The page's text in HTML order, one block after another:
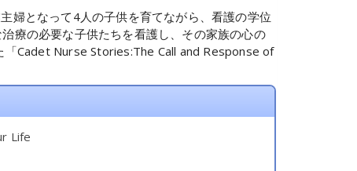
婦となって4人の子供を育てながら、看護の学位
療の必要な子供たちを看護し、その家族の心の
「Cadet Nurse Stories:The Call and Response of
Life